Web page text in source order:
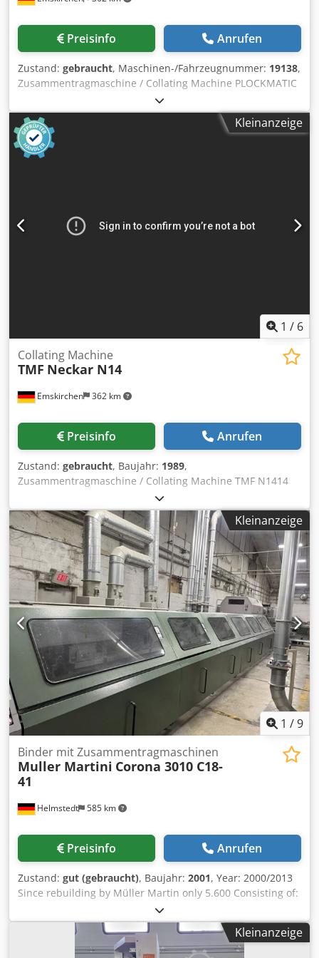
Preisinfo Anrufen
Zustand: gebraucht, Maschinen-/Fahrzeugnummer: 19138,
Zusammentragmaschine / Collating Machine PLOCKMATIC
310Baujahr / Year 1998 - Serial-No. 310034919 10 Staionen
Zusammentragmaschine / 10 Stations Collating Machine
Mit einem angebundenen Rüttler zig/zag / Delivery Jogger
with an online zig/zag unit Panel Operation and Controls,
Stau / Jamming Doppelbogen- und Fehlbogenkontrolle /
Inspection by Skype-Video Dsdpfx Acoh Axwzeaokr We
would be very pleased with your visit - more machines on
Kleinanzeige
1 / 6
Emskirchen 362 km
Collating Machine
TMF Neckar N14
Preisinfo Anrufen
Zustand: gebraucht, Baujahr: 1989,
Zusammentragmaschine / Collating Machine TMF N1414
Stationen Zusammentragmaschine A3 - 7 Stationen
Zusammentragmaschine A2 14 Stations Collating Machine
Size A3 - 7 Stations Collating Machine Size A2 Mit einem
angebundenen Rüttler zig/zag / Delivery Jogger with an
online zig/zag unit Panel Operation and Controls, Stau /
Jamming Doppelbogen- und Fehlbogenkontrolle / double-
sheet and no-sheet control Pre-set counter - Full receiving
Tray Handnbücher / Manuals Online-Video-Inspection by
Skype-Video We would be very pleased with your visit -
more machines on Stock Available Immediately - Can be
inspect On Stock Emskirchen / Nürnberg - Can be test
Dkodpfxeh Uk E Sj Acasr
Kleinanzeige
1 /9
Helmstedt 585 km
Binder mit Zusammentragmaschinen
Muller Martini Corona 3010 C18-
41
Preisinfo Anrufen
Zustand: gut (gebraucht), Baujahr: 2001, Year: 2000/2013
Since rebuilding by Müller Martin only 5.600 Consisting of:
Gathering machine Müller Martini 3681 Description: -
Chain tensioning station - Number of gathering stations: 8
- ASIR Automatic Signature Image Recognition - ASAC
automatic self adjusting calliper - Pump - Set up element:
Kleinanzeige